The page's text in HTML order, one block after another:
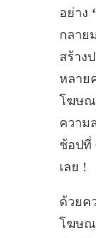
อย่าง
กลาย
สร้าง
หลาย
โฆษณ
ความ
ช้อปที่
เลย !
ด้วยค
โฆษณ